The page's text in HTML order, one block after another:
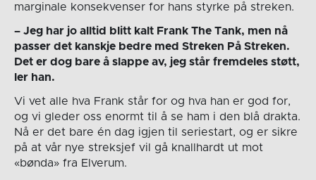
marginale konsekvenser for hans styrke på streken.
– Jeg har jo alltid blitt kalt Frank The Tank, men nå
passer det kanskje bedre med Streken På Streken.
Det er dog bare å slappe av, jeg står fremdeles støtt,
ler han.
Vi vet alle hva Frank står for og hva han er god for,
og vi gleder oss enormt til å se ham i den blå drakta.
Nå er det bare én dag igjen til seriestart, og er sikre
på at vår nye streksjef vil gå knallhardt ut mot
«bønda» fra Elverum.